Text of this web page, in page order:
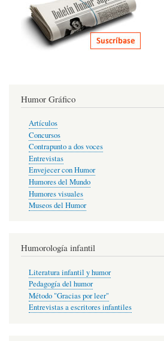
Humor Gráfico
Artículos
Concursos
Contrapunto a dos voces
Entrevistas
Envejecer con Humor
Humores del Mundo
Humores visuales
Museos del Humor
Humorología infantil
Literatura infantil y humor
Pedagogía del humor
Método "Gracias por leer"
Entrevistas a escritores infantiles